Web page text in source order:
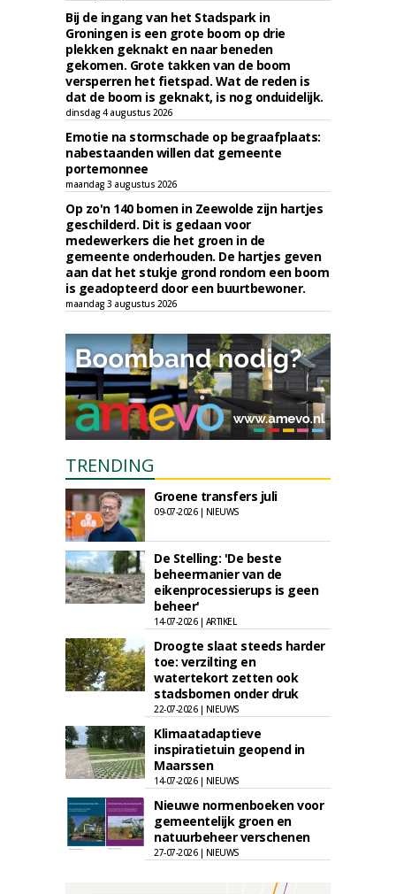
Bij de ingang van het Stadspark in
Groningen is een grote boom op drie
plekken geknakt en naar beneden
gekomen. Grote takken van de boom
versperren het fietspad. Wat de reden is
dat de boom is geknakt, is nog onduidelijk.
dinsdag 4 augustus 2026
Emotie na stormschade op begraafplaats:
nabestaanden willen dat gemeente
portemonnee
maandag 3 augustus 2026
Op zo'n 140 bomen in Zeewolde zijn hartjes
geschilderd. Dit is gedaan voor
medewerkers die het groen in de
gemeente onderhouden. De hartjes geven
aan dat het stukje grond rondom een boom
is geadopteerd door een buurtbewoner.
maandag 3 augustus 2026
TRENDING
Groene transfers juli
09-07-2026 | NIEUWS
De Stelling: 'De beste
beheermanier van de
eikenprocessierups is geen
beheer'
14-07-2026 | ARTIKEL
Droogte slaat steeds harder
toe: verzilting en
watertekort zetten ook
stadsbomen onder druk
22-07-2026 | NIEUWS
Klimaatadaptieve
inspiratietuin geopend in
Maarssen
14-07-2026 | NIEUWS
Nieuwe normenboeken voor
gemeentelijk groen en
natuurbeheer verschenen
27-07-2026 | NIEUWS